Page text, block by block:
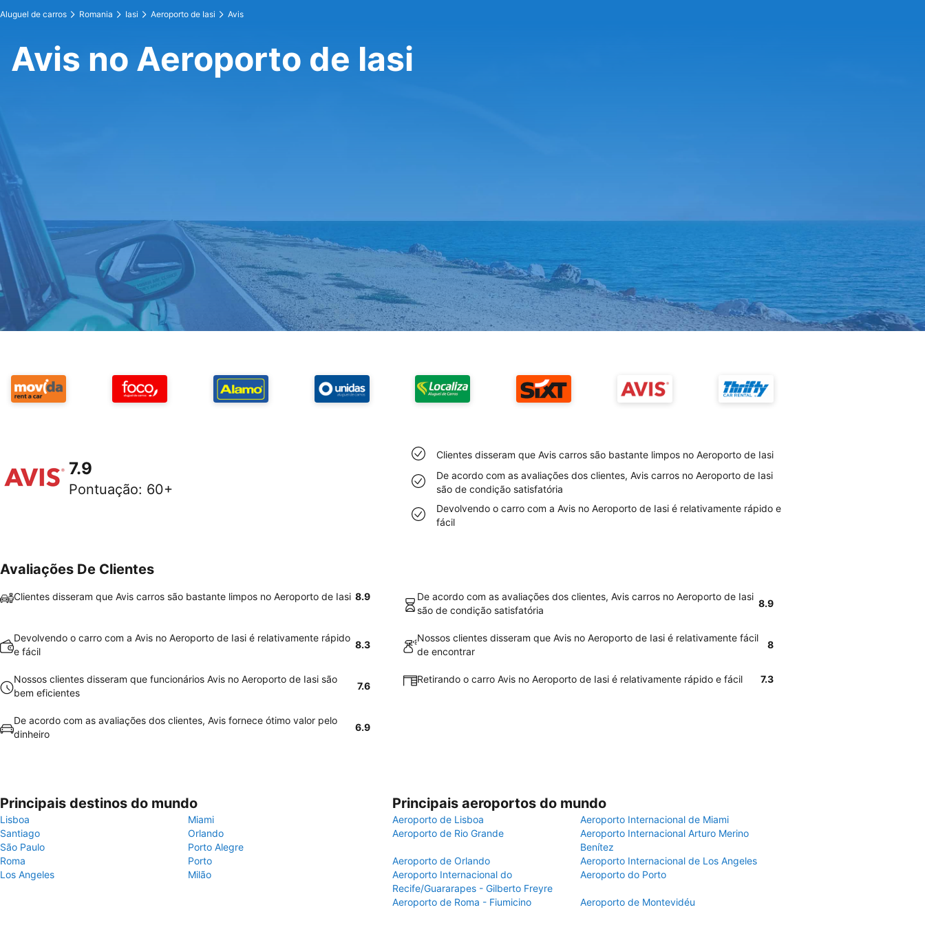
Aluguel de carros Romania Iasi Aeroporto de Iasi Avis
Avis no Aeroporto de Iasi
7.9
Pontuação: 60+
Clientes disseram que Avis carros são bastante limpos no Aeroporto de Iasi
De acordo com as avaliações dos clientes, Avis carros no Aeroporto de Iasi
são de condição satisfatória
Devolvendo o carro com a Avis no Aeroporto de Iasi é relativamente rápido e
fácil
Avaliações De Clientes
Clientes disseram que Avis carros são bastante limpos no Aeroporto de Iasi 8.9
De acordo com as avaliações dos clientes, Avis carros no Aeroporto de Iasi
são de condição satisfatória
8.9
Devolvendo o carro com a Avis no Aeroporto de Iasi é relativamente rápido
e fácil
8.3
Nossos clientes disseram que Avis no Aeroporto de Iasi é relativamente fácil
de encontrar
8
Nossos clientes disseram que funcionários Avis no Aeroporto de Iasi são
bem eficientes
7.6
Retirando o carro Avis no Aeroporto de Iasi é relativamente rápido e fácil 7.3
De acordo com as avaliações dos clientes, Avis fornece ótimo valor pelo
dinheiro
6.9
Principais destinos do mundo
Lisboa
Miami
Santiago
Orlando
São Paulo
Porto Alegre
Roma
Porto
Los Angeles
Milão
Principais aeroportos do mundo
Aeroporto de Lisboa
Aeroporto Internacional de Miami
Aeroporto de Rio Grande
Aeroporto Internacional Arturo Merino
Benítez
Aeroporto de Orlando
Aeroporto Internacional de Los Angeles
Aeroporto Internacional do
Recife/Guararapes - Gilberto Freyre
Aeroporto do Porto
Aeroporto de Roma - Fiumicino Aeroporto de Montevidéu